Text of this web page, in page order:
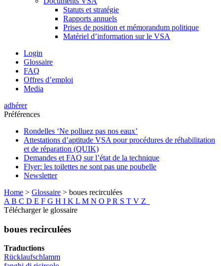
Statuts et stratégie
Rapports annuels
Prises de position et mémorandum politique
Matériel d’information sur le VSA
Login
Glossaire
FAQ
Offres d’emploi
Media
adhérer
Préférences
Rondelles ‘Ne polluez pas nos eaux’
Attestations d’aptitude VSA pour procédures de réhabilitation
et de réparation (QUIK)
Demandes et FAQ sur l’état de la technique
Flyer: les toilettes ne sont pas une poubelle
Newsletter
Home > Glossaire > boues recirculées
A B C D E F G H I K L M N O PR S T V Z
Télécharger le glossaire
boues recirculées
Traductions
Rücklaufschlamm